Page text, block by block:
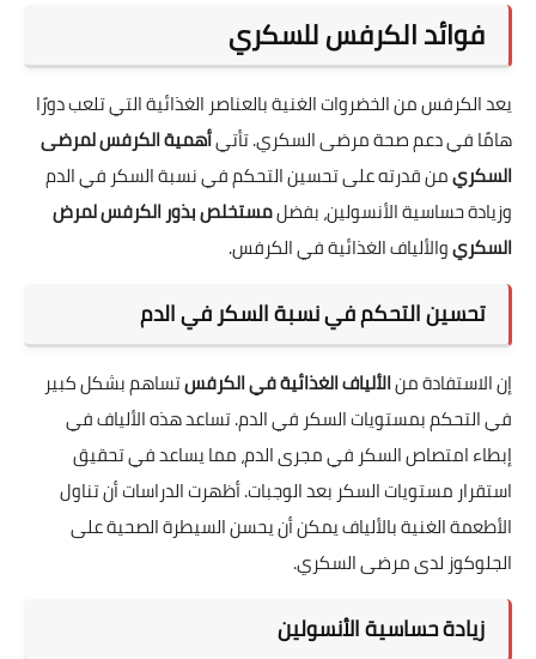
فوائد الكرفس للسكري
يعد الكرفس من الخضروات الغنية بالعناصر الغذائية التي تلعب دورًا
هامًا في دعم صحة مرضى السكري. تأتيأهمية الكرفس لمرضى
السكريمن قدرته على تحسين التحكم في نسبة السكر في الدم
وزيادة حساسية الأنسولين، بفضلمستخلص بذور الكرفس لمرض
السكريوالألياف الغذائية في الكرفس.
تحسين التحكم في نسبة السكر في الدم
إن الاستفادة منالألياف الغذائية في الكرفستساهم بشكل كبير
في التحكم بمستويات السكر في الدم. تساعد هذه الألياف في
إبطاء امتصاص السكر في مجرى الدم، مما يساعد في تحقيق
استقرار مستويات السكر بعد الوجبات. أظهرت الدراسات أن تناول
الأطعمة الغنية بالألياف يمكن أن يحسن السيطرة الصحية على
الجلوكوز لدى مرضى السكري.
زيادة حساسية الأنسولين